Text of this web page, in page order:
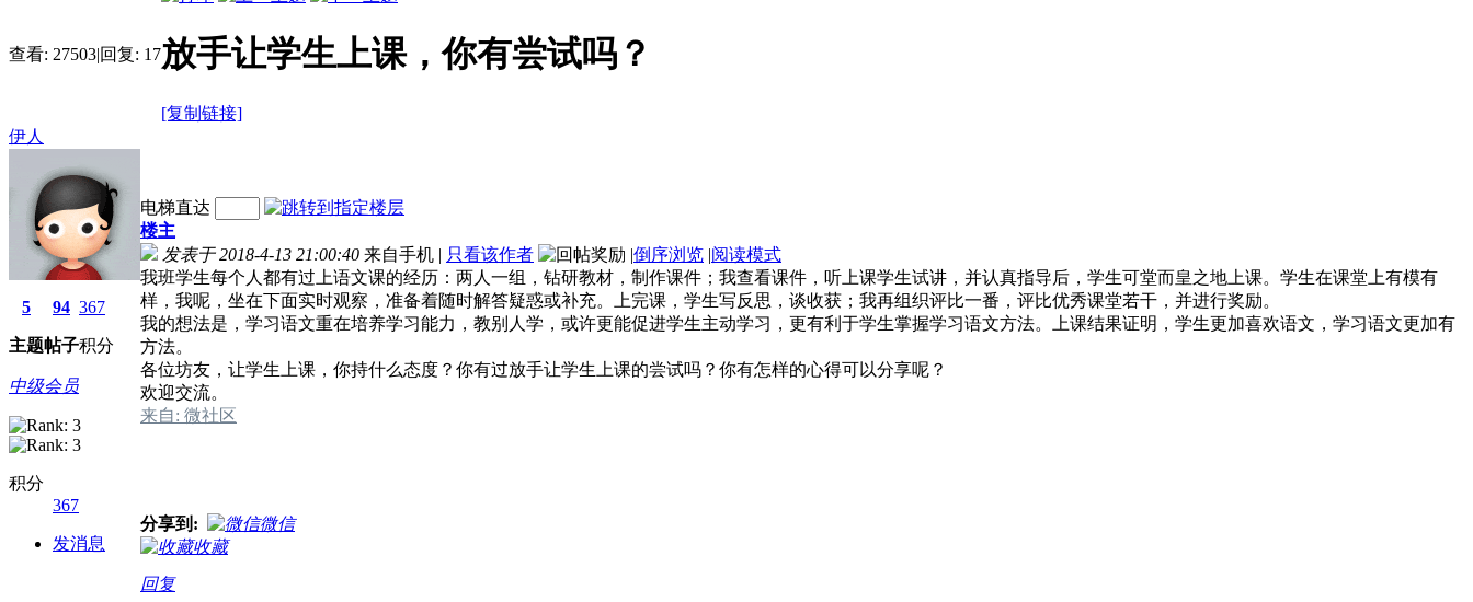
查看: 27503|回复: 17放手让学生上课，你有尝试吗？
[复制链接]
伊人
5
主题
94
帖子
367
积分
中级会员
积分
367
发消息
电梯直达
楼主
发表于 2018-4-13 21:00:40 来自手机 | 只看该作者 |倒序浏览 |阅读模式
我班学生每个人都有过上语文课的经历：两人一组，钻研教材，制作课件；我查看课件，听上课学生试讲，并认真指导后，学生可堂而皇之地上课。学生在课堂上有模有
样，我呢，坐在下面实时观察，准备着随时解答疑惑或补充。上完课，学生写反思，谈收获；我再组织评比一番，评比优秀课堂若干，并进行奖励。
我的想法是，学习语文重在培养学习能力，教别人学，或许更能促进学生主动学习，更有利于学生掌握学习语文方法。上课结果证明，学生更加喜欢语文，学习语文更加有
方法。
各位坊友，让学生上课，你持什么态度？你有过放手让学生上课的尝试吗？你有怎样的心得可以分享呢？
欢迎交流。
来自: 微社区
分享到:
微信
收藏
回复